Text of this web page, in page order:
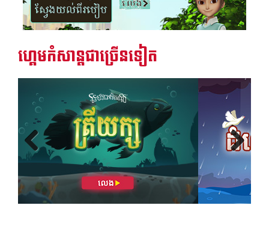
ហ្គេមកំសាន្តជាច្រើនទៀត
Previous Next